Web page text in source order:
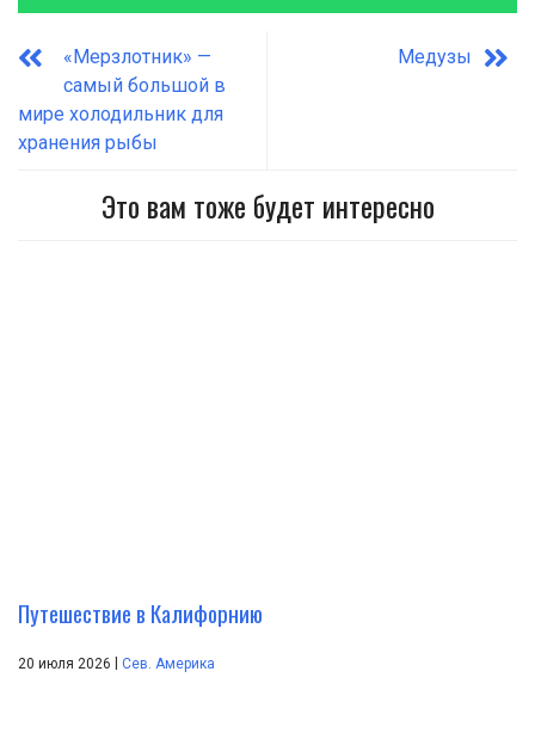
«Мерзлотник» —
самый большой в
мире холодильник для
хранения рыбы
Медузы
Это вам тоже будет интересно
Путешествие в Калифорнию
20 июля 2026 Сев. Америка